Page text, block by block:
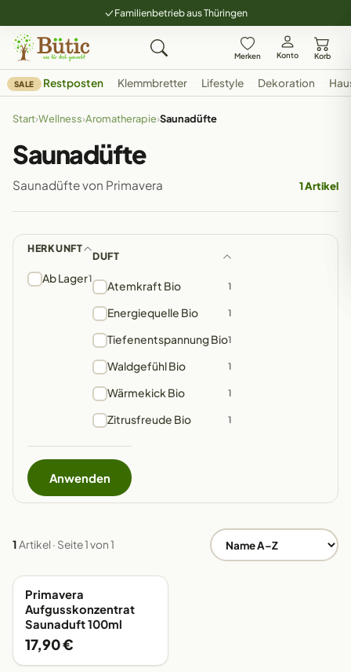
Familienbetrieb aus Thüringen
Merken Konto Korb
SALE Restposten Klemmbretter Lifestyle Dekoration
Start›Wellness›Aromatherapie›Saunadüfte
Saunadüfte
Saunadüfte von Primavera 1 Artikel
HERKUNFT
Ab Lager1
DUFT
Atemkraft Bio 1
Energiequelle Bio 1
Tiefenentspannung Bio1
Waldgefühl Bio 1
Wärmekick Bio 1
Zitrusfreude Bio 1
Anwenden
1Artikel · Seite 1 von 1
AB LAGER
Primavera
Aufgusskonzentrat
Saunaduft 100ml
17,90 €